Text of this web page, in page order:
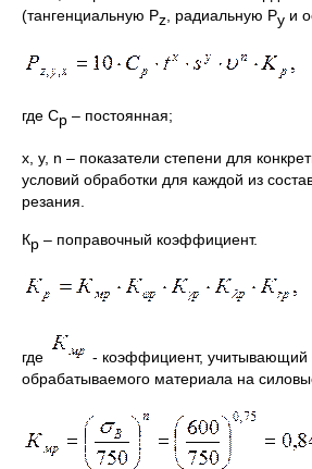
(тангенциальную Рz, радиальную Ру и
где Ср – постоянная;
х, у, n – показатели степени для
условий обработки для каждой из
резания.
Кр – поправочный коэффициент.
где
- коэффициент, учитывающий
обрабатываемого материала на